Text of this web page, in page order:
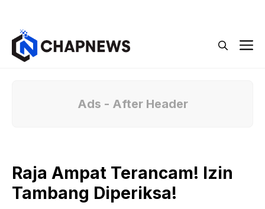
Ads - After Header
Raja Ampat Terancam! Izin
Tambang Diperiksa!